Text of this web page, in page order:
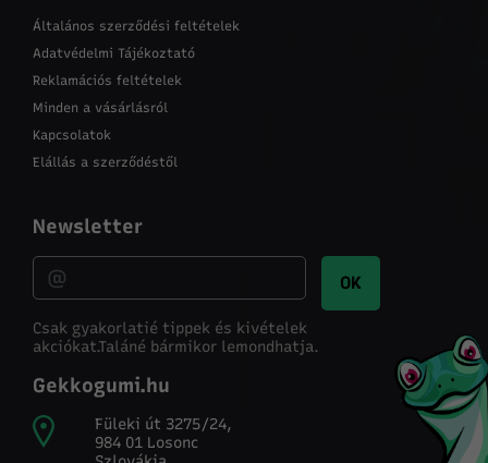
Általános szerződési feltételek
Adatvédelmi Tájékoztató
Reklamációs feltételek
Minden a vásárlásról
Kapcsolatok
Elállás a szerződéstől
Newsletter
OK
Csak gyakorlatié tippek és kivételek
akciókat.Taláné bármikor lemondhatja.
Gekkogumi.hu
Füleki út 3275/24,
984 01 Losonc